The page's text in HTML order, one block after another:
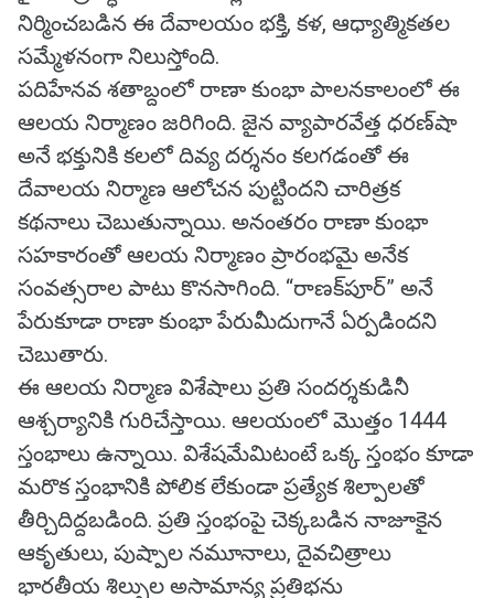
నిర్మించబడిన ఈ దేవాలయం భక్తి, కళ, ఆధ్యాత్మికతల
సమ్మేళనంగా నిలుస్తోంది.
పదిహేనవ శతాబ్దంలో రాణా కుంభా పాలనకాలంలో ఈ
ఆలయ నిర్మాణం జరిగింది. జైన వ్యాపారవేత్త ధరణ్‌షా
అనే భక్తునికి కలలో దివ్య దర్శనం కలగడంతో ఈ
దేవాలయ నిర్మాణ ఆలోచన పుట్టిందని చారిత్రక
కథనాలు చెబుతున్నాయి. అనంతరం రాణా కుంభా
సహకారంతో ఆలయ నిర్మాణం ప్రారంభమై అనేక
సంవత్సరాల పాటు కొనసాగింది. “రాణక్‌పూర్” అనే
పేరుకూడా రాణా కుంభా పేరుమీదుగానే ఏర్పడిందని
చెబుతారు.
ఈ ఆలయ నిర్మాణ విశేషాలు ప్రతి సందర్శకుడినీ
ఆశ్చర్యానికి గురిచేస్తాయి. ఆలయంలో మొత్తం 1444
స్తంభాలు ఉన్నాయి. విశేషమేమిటంటే ఒక్క స్తంభం కూడా
మరొక స్తంభానికి పోలిక లేకుండా ప్రత్యేక శిల్పాలతో
తీర్చిదిద్దబడింది. ప్రతి స్తంభంపై చెక్కబడిన నాజూకైన
ఆకృతులు, పుష్పాల నమూనాలు, దైవచిత్రాలు
భారతీయ శిల్పుల అసామాన్య ప్రతిభను